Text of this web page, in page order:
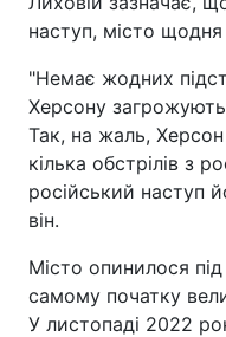
наступ, місто щодня
"Немає жодних
Херсону
Так, на жаль,
кілька обстрілів з
російський наступ
він.
Місто опинилося
самому початку
У листопаді 2022